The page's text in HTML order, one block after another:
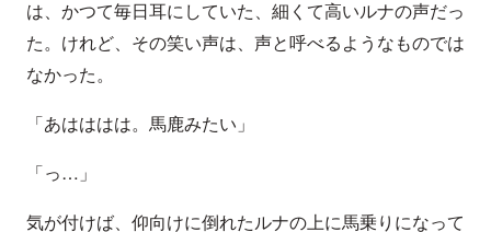
は、かつて毎日耳にしていた、細くて高いルナの声だっ
た。けれど、その笑い声は、声と呼べるようなものでは
なかった。
「あはははは。馬鹿みたい」
「っ…」
気が付けば、仰向けに倒れたルナの上に馬乗りになって